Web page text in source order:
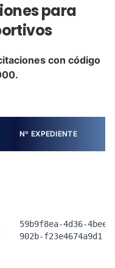
para
con código
Nº EXPEDIENTE
59b9f8ea-4d36-4bee-
902b-f23e4674a9d1